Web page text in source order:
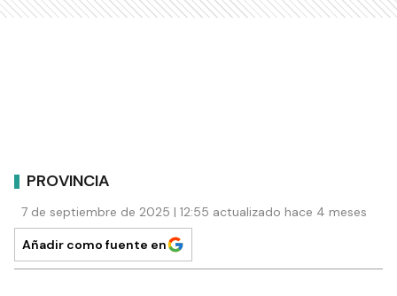
PROVINCIA
7 de septiembre de 2025 | 12:55 actualizado hace 4 meses
Añadir como fuente en